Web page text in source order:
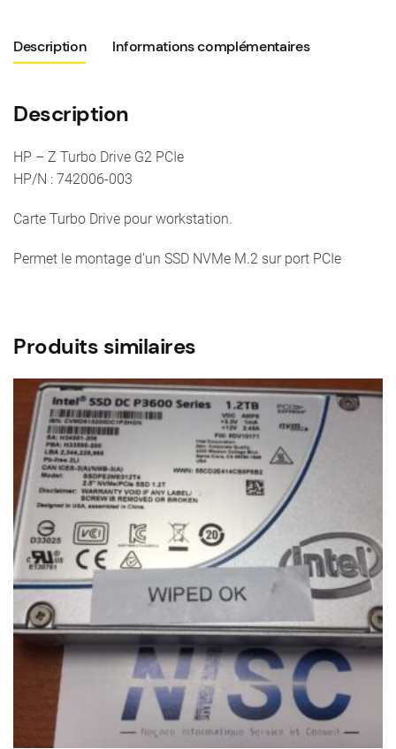
Description Informations complémentaires
Description
HP – Z Turbo Drive G2 PCIe
HP/N : 742006-003
Carte Turbo Drive pour workstation.
Permet le montage d’un SSD NVMe M.2 sur port PCIe
Produits similaires